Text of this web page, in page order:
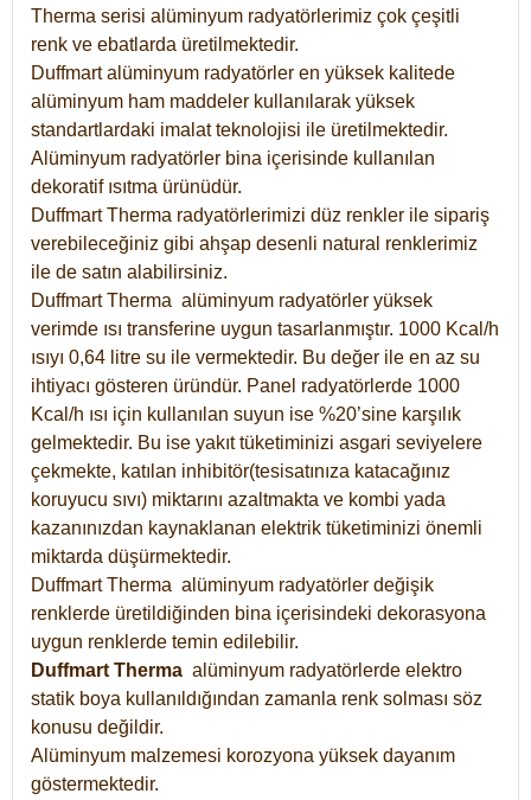
Therma serisi alüminyum radyatörlerimiz çok çeşitli
renk ve ebatlarda üretilmektedir.
Duffmart alüminyum radyatörler en yüksek kalitede
alüminyum ham maddeler kullanılarak yüksek
standartlardaki imalat teknolojisi ile üretilmektedir.
Alüminyum radyatörler bina içerisinde kullanılan
dekoratif ısıtma ürünüdür.
Duffmart Therma radyatörlerimizi düz renkler ile sipariş
verebileceğiniz gibi ahşap desenli natural renklerimiz
ile de satın alabilirsiniz.
Duffmart Therma alüminyum radyatörler yüksek
verimde ısı transferine uygun tasarlanmıştır. 1000 Kcal/h
ısıyı 0,64 litre su ile vermektedir. Bu değer ile en az su
ihtiyacı gösteren üründür. Panel radyatörlerde 1000
Kcal/h ısı için kullanılan suyun ise %20’sine karşılık
gelmektedir. Bu ise yakıt tüketiminizi asgari seviyelere
çekmekte, katılan inhibitör(tesisatınıza katacağınız
koruyucu sıvı) miktarını azaltmakta ve kombi yada
kazanınızdan kaynaklanan elektrik tüketiminizi önemli
miktarda düşürmektedir.
Duffmart Therma alüminyum radyatörler değişik
renklerde üretildiğinden bina içerisindeki dekorasyona
uygun renklerde temin edilebilir.
Duffmart Therma alüminyum radyatörlerde elektro
statik boya kullanıldığından zamanla renk solması söz
konusu değildir.
Alüminyum malzemesi korozyona yüksek dayanım
göstermektedir.